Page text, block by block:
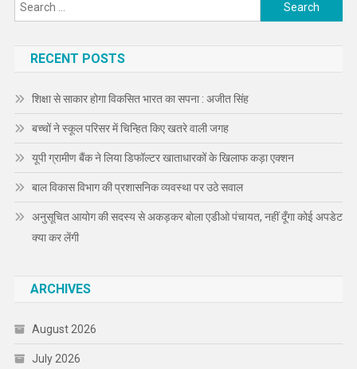
for:
RECENT POSTS
शिक्षा से साकार होगा विकसित भारत का सपना : अजीत सिंह
बच्चों ने स्कूल परिसर में चिन्हित किए खतरे वाली जगह
यूपी ग्रामीण बैंक ने लिया डिफॉल्टर खाताधारकों के खिलाफ कड़ा एक्शन
बाल विकास विभाग की प्रशासनिक व्यवस्था पर उठे सवाल
अनुसूचित आयोग की सदस्य से अकड़कर बोला एडीओ पंचायत, नहीं दूँगा कोई अपडेट
क्या कर लेंगी
ARCHIVES
August 2026
July 2026